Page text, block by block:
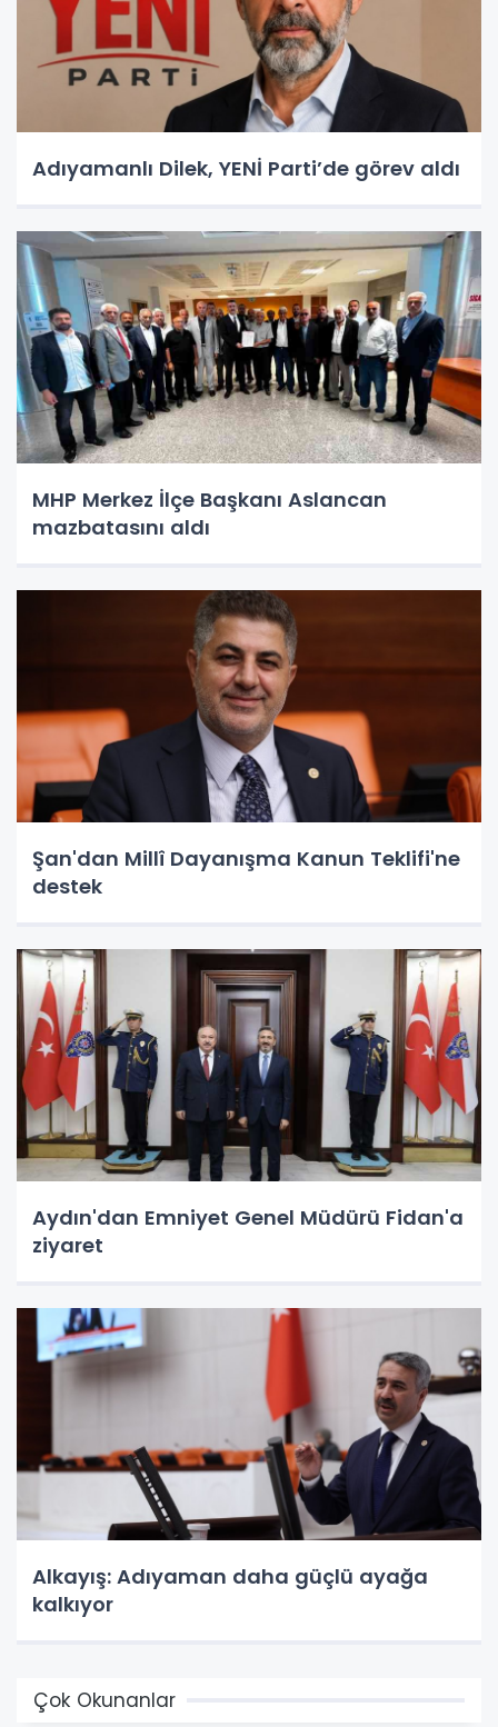
Adıyamanlı Dilek, YENİ Parti’de görev aldı
MHP Merkez İlçe Başkanı Aslancan
mazbatasını aldı
Şan'dan Millî Dayanışma Kanun Teklifi'ne
destek
Aydın'dan Emniyet Genel Müdürü Fidan'a
ziyaret
Alkayış: Adıyaman daha güçlü ayağa
kalkıyor
Çok Okunanlar